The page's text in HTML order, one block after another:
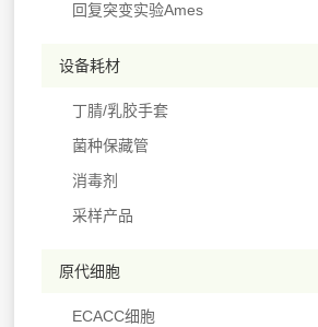
回复突变实验Ames
设备耗材
丁腈/乳胶手套
菌种保藏管
消毒剂
采样产品
原代细胞
ECACC细胞